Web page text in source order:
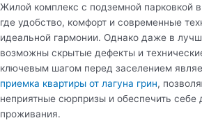
Жилой комплекс с подземной парковкой
где удобство, комфорт и современные
идеальной гармонии. Однако даже в
возможны скрытые дефекты и
ключевым шагом перед заселением
приемка квартиры от лагуна грин,
неприятные сюрпризы и обеспечить себе
проживания.